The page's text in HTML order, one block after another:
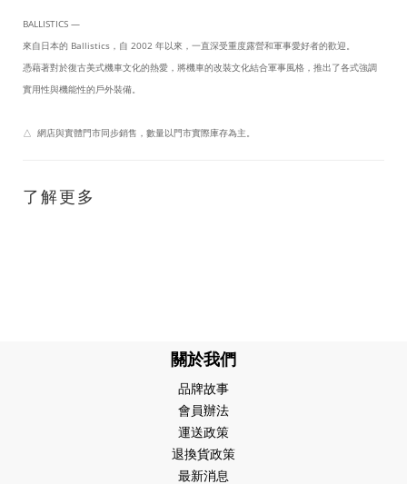
BALLISTICS —
來自日本的 Ballistics，自 2002 年以來，一直深受重度露營和軍事愛好者的歡迎。
憑藉著對於復古美式機車文化的熱愛，將機車的改裝文化結合軍事風格，推出了各式強調
實用性與機能性的戶外裝備。
△ 網店與實體門市同步銷售，數量以門市實際庫存為主。
了解更多
關於我們
品牌故事
會員辦法
運送政策
退換貨政策
最新消息